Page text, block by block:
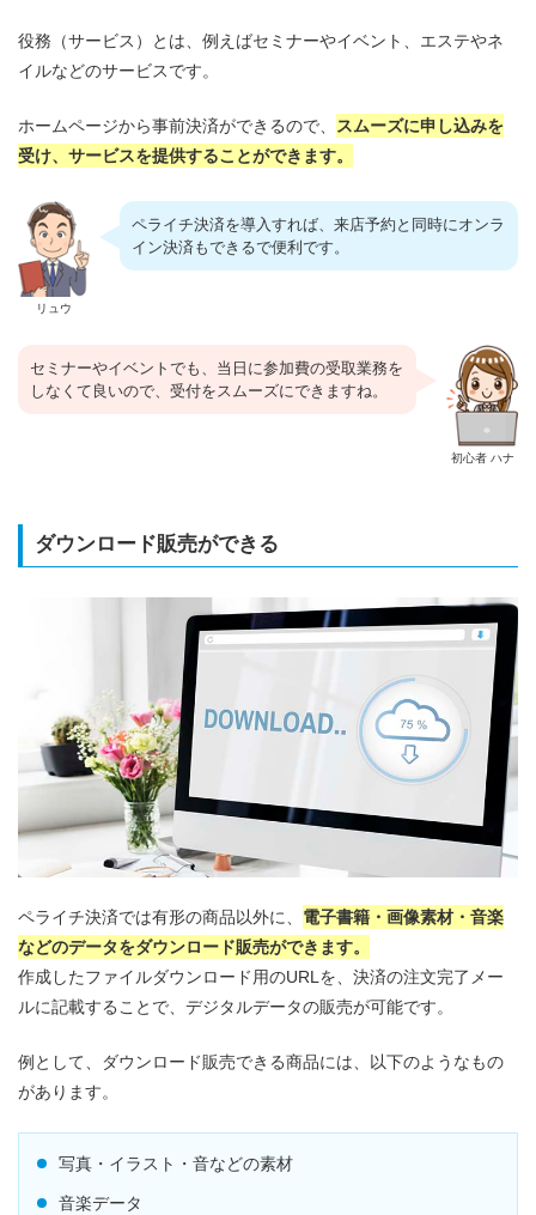
役務（サービス）とは、例えばセミナーやイベント、エステやネ
イルなどのサービスです。
ホームページから事前決済ができるので、
スムーズに申し込みを
受け、サービスを提供することができます。
リュウ
ペライチ決済を導入すれば、来店予約と同時にオンラ
イン決済もできるで便利です。
初心者 ハナ
セミナーやイベントでも、当日に参加費の受取業務を
しなくて良いので、受付をスムーズにできますね。
ダウンロード販売ができる
ペライチ決済では有形の商品以外に、 電子書籍・画像素材・音楽
などのデータをダウンロード販売ができます。
作成したファイルダウンロード用のURLを、決済の注文完了メー
ルに記載することで、デジタルデータの販売が可能です。
例として、ダウンロード販売できる商品には、以下のようなもの
があります。
写真・イラスト・音などの素材
音楽データ